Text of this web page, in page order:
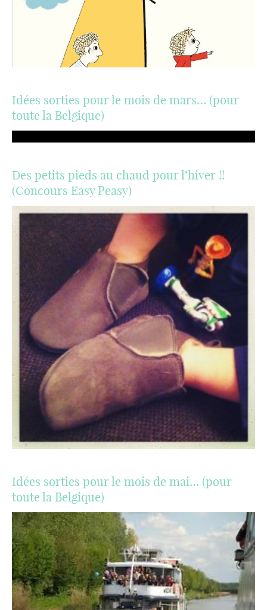
Idées sorties pour le mois de mars… (pour
toute la Belgique)
Des petits pieds au chaud pour l’hiver !!
(Concours Easy Peasy)
Idées sorties pour le mois de mai… (pour
toute la Belgique)